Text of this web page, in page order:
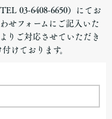
03-6408-6650）にてお
せフォームにご記入いた
りご対応させていただき
けております。